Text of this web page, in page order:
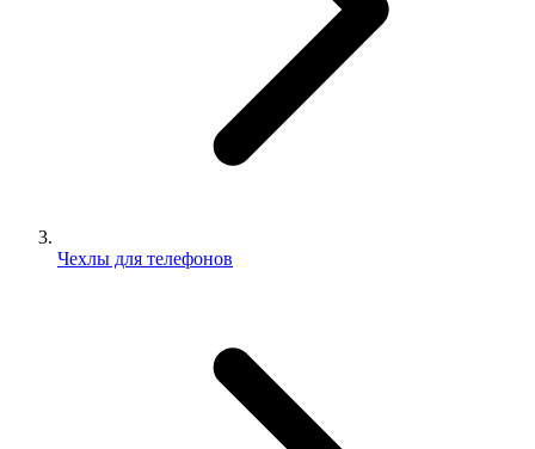
Чехлы для телефонов